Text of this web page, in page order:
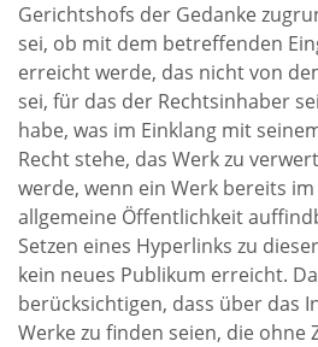
Gerichtshofs der Gedanke
sei, ob mit dem betreffenden
erreicht werde, das nicht von
sei, für das der Rechtsinhaber
habe, was im Einklang mit
Recht stehe, das Werk zu
werde, wenn ein Werk bereits
allgemeine Öffentlichkeit
Setzen eines Hyperlinks zu
kein neues Publikum erreicht.
berücksichtigen, dass über das
Werke zu finden seien, die ohne